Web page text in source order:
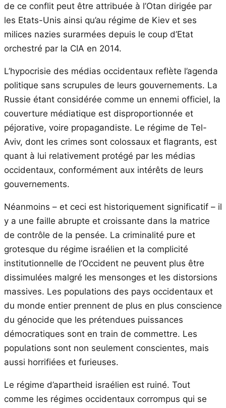
de ce conflit peut être attribuée à l’Otan dirigée par
les Etats-Unis ainsi qu’au régime de Kiev et ses
milices nazies surarmées depuis le coup d’Etat
orchestré par la CIA en 2014.
L’hypocrisie des médias occidentaux reflète l’agenda
politique sans scrupules de leurs gouvernements. La
Russie étant considérée comme un ennemi officiel, la
couverture médiatique est disproportionnée et
péjorative, voire propagandiste. Le régime de Tel-
Aviv, dont les crimes sont colossaux et flagrants, est
quant à lui relativement protégé par les médias
occidentaux, conformément aux intérêts de leurs
gouvernements.
Néanmoins – et ceci est historiquement significatif – il
y a une faille abrupte et croissante dans la matrice
de contrôle de la pensée. La criminalité pure et
grotesque du régime israélien et la complicité
institutionnelle de l’Occident ne peuvent plus être
dissimulées malgré les mensonges et les distorsions
massives. Les populations des pays occidentaux et
du monde entier prennent de plus en plus conscience
du génocide que les prétendues puissances
démocratiques sont en train de commettre. Les
populations sont non seulement conscientes, mais
aussi horrifiées et furieuses.
Le régime d’apartheid israélien est ruiné. Tout
comme les régimes occidentaux corrompus qui se